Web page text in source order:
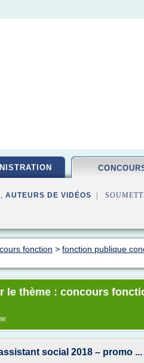
, AUTEURS DE VIDÉOS |
fonction > fonction publique
le thème : concours
social 2018 – promo ...